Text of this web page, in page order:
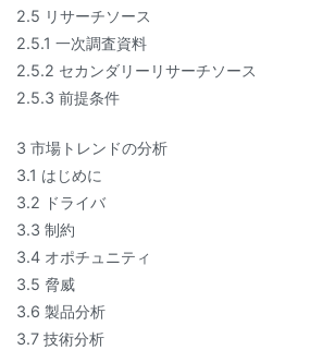
2.5 リサーチソース
2.5.1 一次調査資料
2.5.2 セカンダリーリサーチソース
2.5.3 前提条件
3 市場トレンドの分析
3.1 はじめに
3.2 ドライバ
3.3 制約
3.4 オポチュニティ
3.5 脅威
3.6 製品分析
3.7 技術分析